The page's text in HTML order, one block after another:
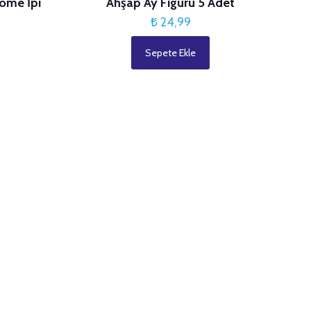
Fiyat
₺24,99
Sepete Ekle